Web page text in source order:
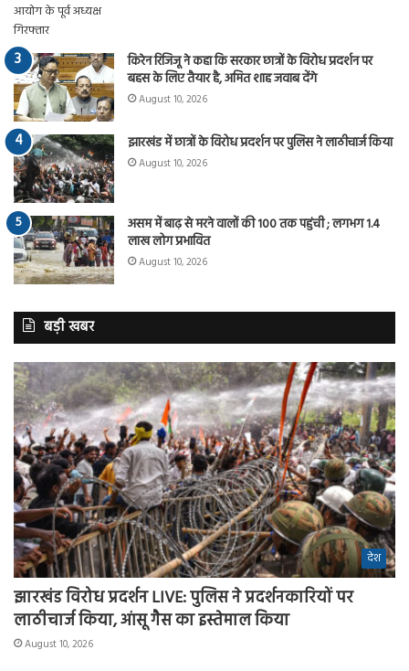
किरेन रिजिजू ने कहा कि सरकार छात्रों के विरोध प्रदर्शन पर
बहस के लिए तैयार है, अमित शाह जवाब देंगे
August 10, 2026
झारखंड में छात्रों के विरोध प्रदर्शन पर पुलिस ने लाठीचार्ज किया
August 10, 2026
असम में बाढ़ से मरने वालों की 100 तक पहुंची ; लगभग 1.4
लाख लोग प्रभावित
August 10, 2026
बड़ी खबर
देश
झारखंड विरोध प्रदर्शन LIVE: पुलिस ने प्रदर्शनकारियों पर
लाठीचार्ज किया, आंसू गैस का इस्तेमाल किया
August 10, 2026